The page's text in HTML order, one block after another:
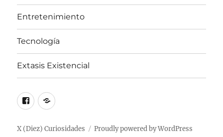
Entretenimiento
Tecnología
Extasis Existencial
Facebook
X
Twitter
X (Diez) Curiosidades Proudly powered by WordPress